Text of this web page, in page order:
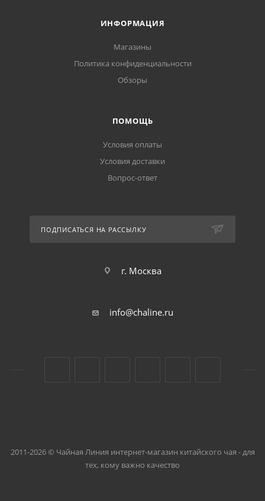
ИНФОРМАЦИЯ
Магазины
Политика конфиденциальности
Обзоры
ПОМОЩЬ
Условия оплаты
Условия доставки
Вопрос-ответ
ПОДПИСАТЬСЯ НА РАССЫЛКУ
г. Москва
info@chaline.ru
2011-2026 © Чайная Линия интернет-магазин китайского чая - для
тех, кому важно качество